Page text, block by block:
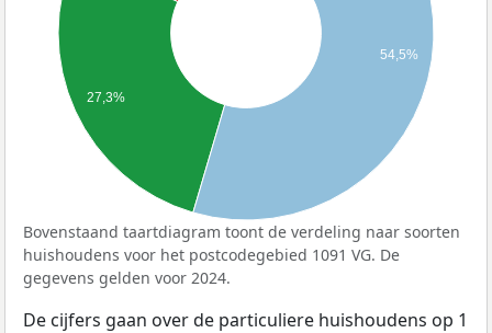
27,3%
54,5%
Bovenstaand taartdiagram toont de verdeling naar soorten
huishoudens voor het postcodegebied 1091 VG. De
gegevens gelden voor 2024.
De cijfers gaan over de particuliere huishoudens op 1